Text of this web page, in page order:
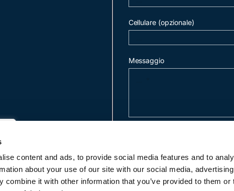
content and ads, to provide social media features and to
about your use of our site with our social media,
combine it with other information that you’ve provided to them or
Cellulare (opzionale)
Messaggio